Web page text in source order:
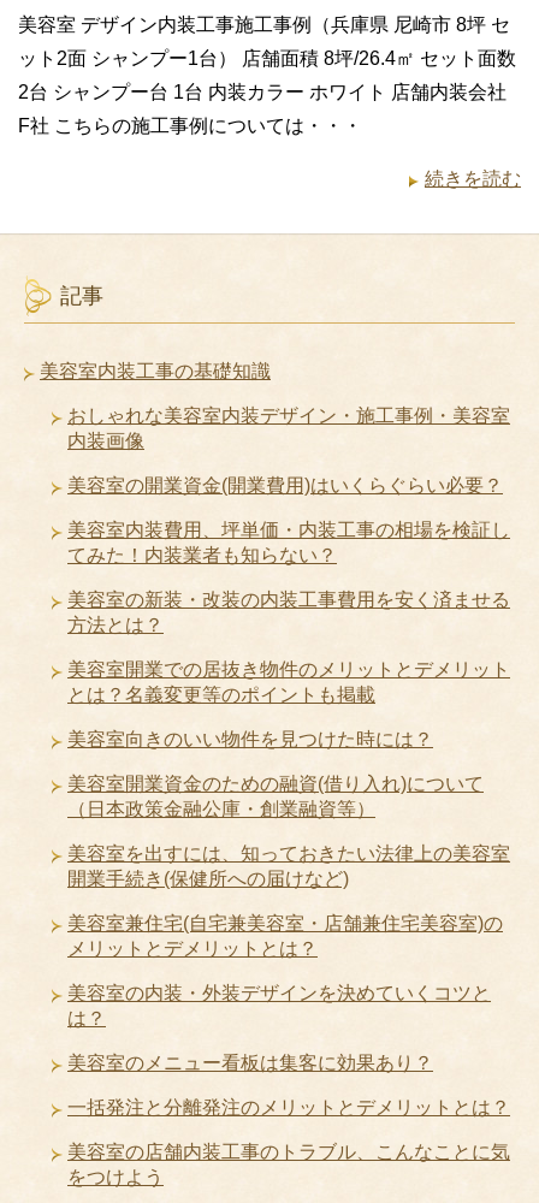
美容室 デザイン内装工事施工事例（兵庫県 尼崎市 8坪 セ
ット2面 シャンプー1台） 店舗面積 8坪/26.4㎡ セット面数
2台 シャンプー台 1台 内装カラー ホワイト 店舗内装会社
F社 こちらの施工事例については・・・
続きを読む
記事
美容室内装工事の基礎知識
おしゃれな美容室内装デザイン・施工事例・美容室
内装画像
美容室の開業資金(開業費用)はいくらぐらい必要？
美容室内装費用、坪単価・内装工事の相場を検証し
てみた！内装業者も知らない？
美容室の新装・改装の内装工事費用を安く済ませる
方法とは？
美容室開業での居抜き物件のメリットとデメリット
とは？名義変更等のポイントも掲載
美容室向きのいい物件を見つけた時には？
美容室開業資金のための融資(借り入れ)について
（日本政策金融公庫・創業融資等）
美容室を出すには、知っておきたい法律上の美容室
開業手続き(保健所への届けなど)
美容室兼住宅(自宅兼美容室・店舗兼住宅美容室)の
メリットとデメリットとは？
美容室の内装・外装デザインを決めていくコツと
は？
美容室のメニュー看板は集客に効果あり？
一括発注と分離発注のメリットとデメリットとは？
美容室の店舗内装工事のトラブル、こんなことに気
をつけよう